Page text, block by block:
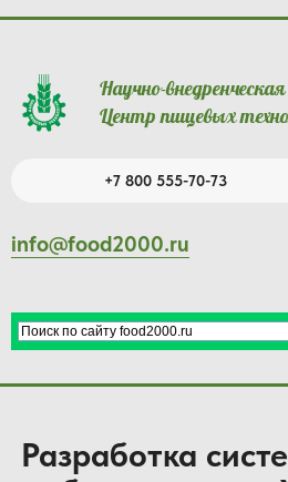
Научно-
Центр пищевых
+7 800 555-70-73
info@food2000.ru
Разработка